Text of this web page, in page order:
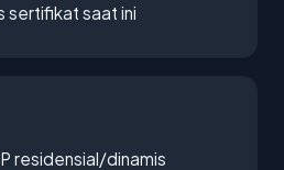
sertifikat saat ini
residensial/dinamis